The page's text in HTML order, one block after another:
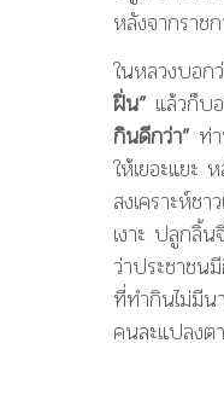
หลังจากราช
ในหลวงบอก
ฝิ่น” แล้วก็บ
กินดีกว่า” ท่
ให้เยอะแยะ
สงเคราะห์ชา
เงาะ ปลูกลิ้
ว่าประชาชน
ที่ทำกินไม่มีน
คนละแปลง